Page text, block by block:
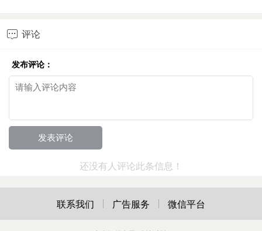
 评论
发布评论：
还没有人评论此条信息！
联系我们 广告服务 微信平台